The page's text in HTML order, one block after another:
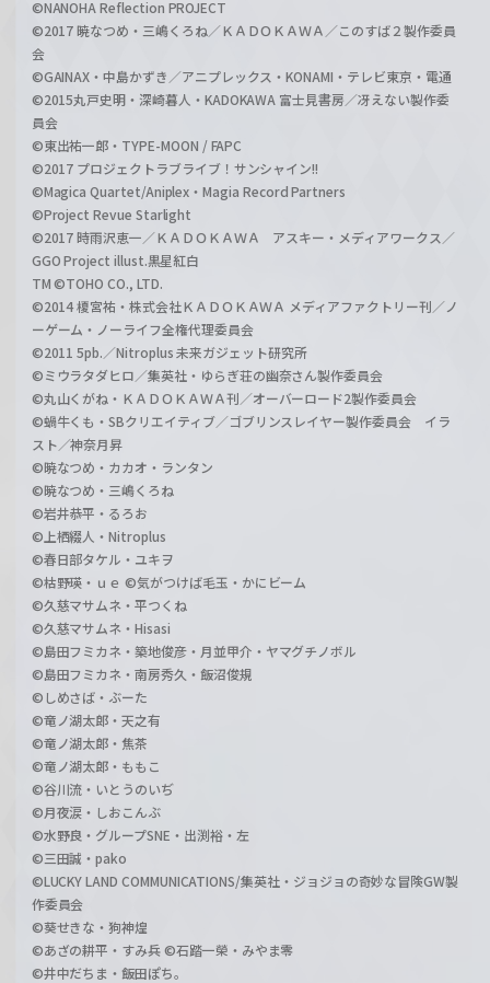
©NANOHA Reflection PROJECT
©2017 暁なつめ・三嶋くろね／ＫＡＤＯＫＡＷＡ／このすば２製作委員
会
©GAINAX・中島かずき／アニプレックス・KONAMI・テレビ東京・電通
©2015丸戸史明・深崎暮人・KADOKAWA 富士見書房／冴えない製作委
員会
©東出祐一郎・TYPE-MOON / FAPC
©2017 プロジェクトラブライブ！サンシャイン!!
©Magica Quartet/Aniplex・Magia Record Partners
©Project Revue Starlight
©2017 時雨沢恵一／ＫＡＤＯＫＡＷＡ アスキー・メディアワークス／
GGO Project illust.黒星紅白
TM ©TOHO CO., LTD.
©2014 榎宮祐・株式会社ＫＡＤＯＫＡＷＡ メディアファクトリー刊／ノ
ーゲーム・ノーライフ全権代理委員会
©2011 5pb.／Nitroplus 未来ガジェット研究所
©ミウラタダヒロ／集英社・ゆらぎ荘の幽奈さん製作委員会
©丸山くがね・ＫＡＤＯＫＡＷＡ刊／オーバーロード2製作委員会
©蝸牛くも・SBクリエイティブ／ゴブリンスレイヤー製作委員会 イラ
スト／神奈月昇
©暁なつめ・カカオ・ランタン
©暁なつめ・三嶋くろね
©岩井恭平・るろお
©上栖綴人・Nitroplus
©春日部タケル・ユキヲ
©枯野瑛・ｕｅ ©気がつけば毛玉・かにビーム
©久慈マサムネ・平つくね
©久慈マサムネ・Hisasi
©島田フミカネ・築地俊彦・月並甲介・ヤマグチノボル
©島田フミカネ・南房秀久・飯沼俊規
©しめさば・ぶーた
©竜ノ湖太郎・天之有
©竜ノ湖太郎・焦茶
©竜ノ湖太郎・ももこ
©谷川流・いとうのいぢ
©月夜涙・しおこんぶ
©水野良・グループSNE・出渕裕・左
©三田誠・pako
©LUCKY LAND COMMUNICATIONS/集英社・ジョジョの奇妙な冒険GW製
作委員会
©葵せきな・狗神煌
©あざの耕平・すみ兵 ©石踏一榮・みやま零
©井中だちま・飯田ぽち。